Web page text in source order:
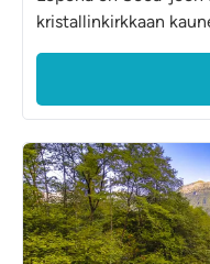
kristallinkirkkaan